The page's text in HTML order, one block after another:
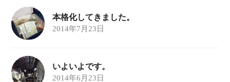
本格化してきました。
2014年7月23日
いよいよです。
2014年6月23日